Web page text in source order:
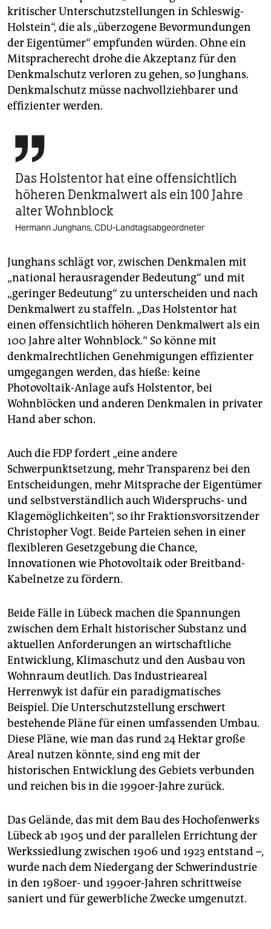
kritischer Unterschutzstellungen in Schleswig-
Holstein“, die als „überzogene Bevormundungen
der Eigentümer“ empfunden würden. Ohne ein
Mitspracherecht drohe die Akzeptanz für den
Denkmalschutz verloren zu gehen, so Junghans.
Denkmalschutz müsse nachvollziehbarer und
effizienter werden.

Das Holstentor hat eine offensichtlich
höheren Denkmalwert als ein 100 Jahre
alter Wohnblock
Hermann Junghans, CDU-Landtagsabgeordneter
Junghans schlägt vor, zwischen Denkmalen mit
„national herausragender Bedeutung“ und mit
„geringer Bedeutung“ zu unterscheiden und nach
Denkmalwert zu staffeln. „Das Holstentor hat
einen offensichtlich höheren Denkmalwert als ein
100 Jahre alter Wohnblock.“ So könne mit
denkmalrechtlichen Genehmigungen effizienter
umgegangen werden, das hieße: keine
Photovoltaik-Anlage aufs Holstentor, bei
Wohnblöcken und anderen Denkmalen in privater
Hand aber schon.
Auch die FDP fordert „eine andere
Schwerpunktsetzung, mehr Transparenz bei den
Entscheidungen, mehr Mitsprache der Eigentümer
und selbstverständlich auch Widerspruchs- und
Klagemöglichkeiten“, so ihr Fraktionsvorsitzender
Christopher Vogt. Beide Parteien sehen in einer
flexibleren Gesetzgebung die Chance,
Innovationen wie Photovoltaik oder Breitband-
Kabelnetze zu fördern.
Beide Fälle in Lübeck machen die Spannungen
zwischen dem Erhalt historischer Substanz und
aktuellen Anforderungen an wirtschaftliche
Entwicklung, Klimaschutz und den Ausbau von
Wohnraum deutlich. Das Industrieareal
Herrenwyk ist dafür ein paradigmatisches
Beispiel. Die Unterschutzstellung erschwert
bestehende Pläne für einen umfassenden Umbau.
Diese Pläne, wie man das rund 24 Hektar große
Areal nutzen könnte, sind eng mit der
historischen Entwicklung des Gebiets verbunden
und reichen bis in die 1990er-Jahre zurück.
Das Gelände, das mit dem Bau des Hochofenwerks
Lübeck ab 1905 und der parallelen Errichtung der
Werkssiedlung zwischen 1906 und 1923 entstand –,
wurde nach dem Niedergang der Schwerindustrie
in den 1980er- und 1990er-Jahren schrittweise
saniert und für gewerbliche Zwecke umgenutzt.